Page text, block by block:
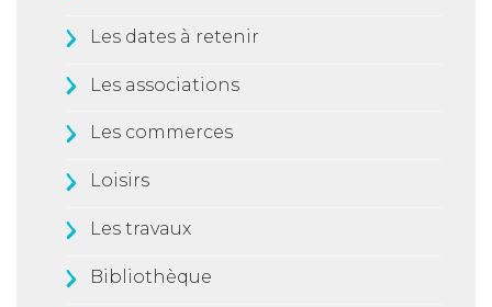
Les dates à retenir
Les associations
Les commerces
Loisirs
Les travaux
Bibliothèque